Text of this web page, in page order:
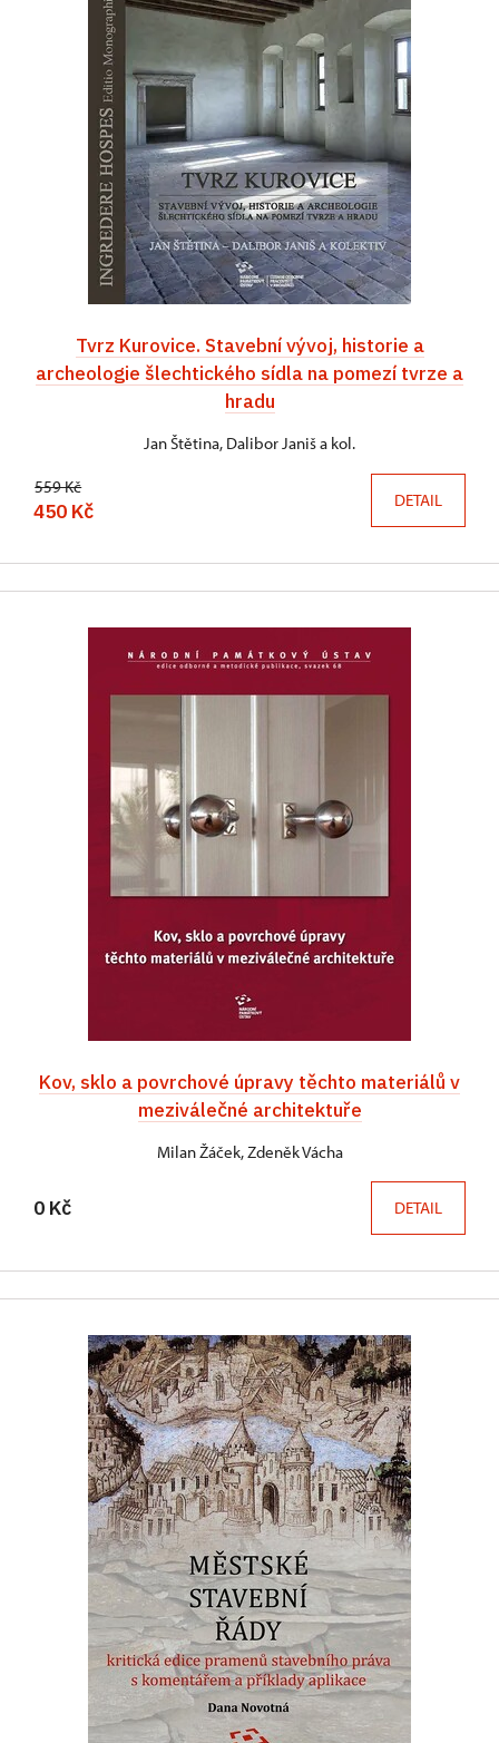
Tvrz Kurovice. Stavební vývoj, historie a
archeologie šlechtického sídla na pomezí tvrze a
hradu
Jan Štětina, Dalibor Janiš a kol.
559 Kč
450 Kč DETAIL
Kov, sklo a povrchové úpravy těchto materiálů v
meziválečné architektuře
Milan Žáček, Zdeněk Vácha
0 Kč DETAIL